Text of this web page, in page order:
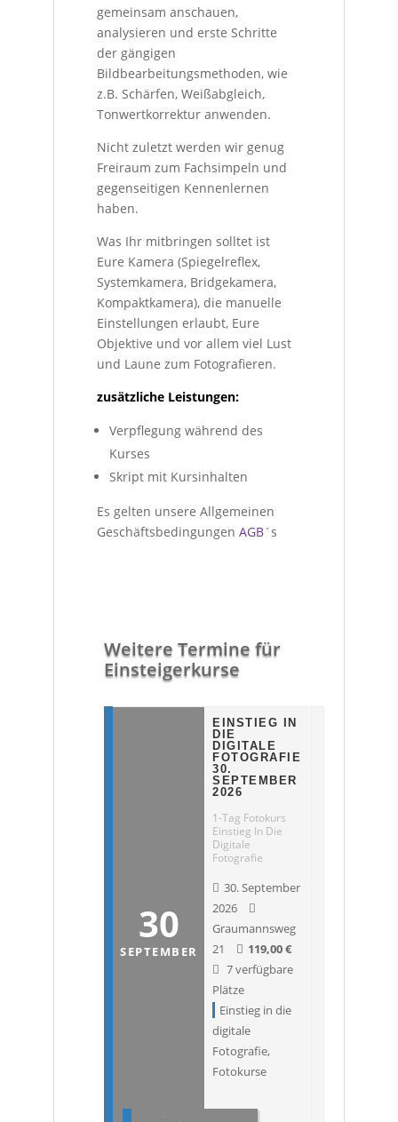
gemeinsam anschauen,
analysieren und erste Schritte
der gängigen
Bildbearbeitungsmethoden, wie
z.B. Schärfen, Weißabgleich,
Tonwertkorrektur anwenden.
Nicht zuletzt werden wir genug
Freiraum zum Fachsimpeln und
gegenseitigen Kennenlernen
haben.
Was Ihr mitbringen solltet ist
Eure Kamera (Spiegelreflex,
Systemkamera, Bridgekamera,
Kompaktkamera), die manuelle
Einstellungen erlaubt, Eure
Objektive und vor allem viel Lust
und Laune zum Fotografieren.
zusätzliche Leistungen:
Verpflegung während des
Kurses
Skript mit Kursinhalten
Es gelten unsere Allgemeinen
Geschäftsbedingungen AGB´s
Weitere Termine für
Einsteigerkurse
30
SEPTEMBER
EINSTIEG IN
DIE
DIGITALE
FOTOGRAFIE
30.
SEPTEMBER
2026
1-Tag Fotokurs
Einstieg In Die
Digitale
Fotografie
30. September
2026
Graumannsweg
21
119,00€
7 verfügbare
Plätze
Einstieg in die
digitale
Fotografie,
Fotokurse